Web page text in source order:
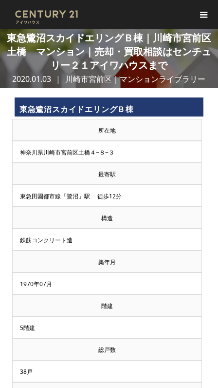
東急鷺沼スカイドエリングＢ棟｜川崎市宮前区
土橋 マンション｜売却・買取相談はセンチュ
リー２１アイワハウスまで
2020.01.03 川崎市宮前区｜マンションライブラリー
東急鷺沼スカイドエリングＢ棟
所在地
神奈川県川崎市宮前区土橋４−８−３
最寄駅
東急田園都市線「鷺沼」駅 徒歩12分
構造
鉄筋コンクリート造
築年月
1970年07月
階建
5階建
総戸数
38戸